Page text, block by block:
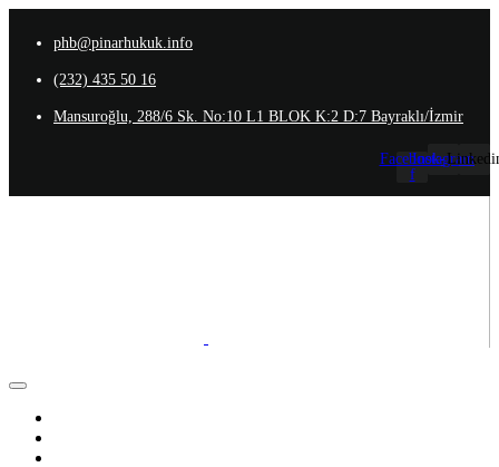
phb@pinarhukuk.info
(232) 435 50 16
Mansuroğlu, 288/6 Sk. No:10 L1 BLOK K:2 D:7 Bayraklı/İzmir
Facebook-
f
Instagram